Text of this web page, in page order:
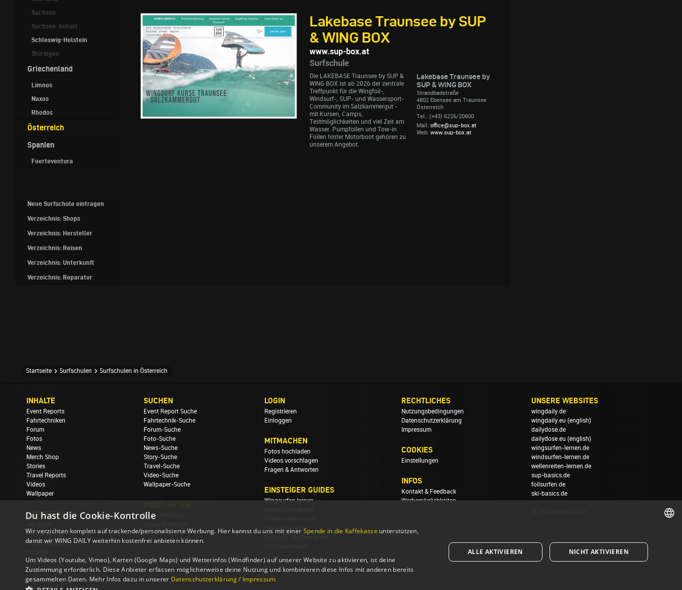
Sachsen
Sachsen-Anhalt
Schleswig-Holstein
Thüringen
Griechenland
Limnos
Naxos
Rhodos
Österreich
Spanien
Fuerteventura
Neue Surfschule eintragen
Verzeichnis: Shops
Verzeichnis: Hersteller
Verzeichnis: Reisen
Verzeichnis: Unterkunft
Verzeichnis: Reparatur
Lakebase Traunsee by SUP
& WING BOX
www.sup-box.at
Surfschule
Die LAKEBASE Traunsee by SUP &
WING BOX ist ab 2026 der zentrale
Treffpunkt für die Wingfoil-,
Windsurf-, SUP- und Wassersport-
Community im Salzkammergut -
mit Kursen, Camps,
Testmöglichkeiten und viel Zeit am
Wasser. Pumpfoilen und Tow-in
Foilen hinter Motorboot gehören zu
unserem Angebot.
Lakebase Traunsee by
SUP & WING BOX
Strandbadstraße
4802 Ebensee am Traunsee
Österreich
Tel.: (+43) 6226/20600
Mail: office@sup-box.at
Web: www.sup-box.at
Startseite Surfschulen Surfschulen in Österreich
INHALTE
Event Reports
Fahrtechniken
Forum
Fotos
News
Merch Shop
Stories
Travel Reports
Videos
Wallpaper
VERZEICHNIS
Reiseanbieter
Reparaturanbieter
Shops
Unterkünfte
Webcams
Wetterlinks
SUCHEN
Event Report Suche
Fahrtechnik-Suche
Forum-Suche
Foto-Suche
News-Suche
Story-Suche
Travel-Suche
Video-Suche
Wallpaper-Suche
Foto-Weltkarte
LOGIN
Registrieren
Einloggen
MITMACHEN
Fotos hochladen
Videos vorschlagen
Fragen & Antworten
EINSTEIGER GUIDES
Wingsurfen lernen
Foilsurfen lernen
RECHTLICHES
Nutzungsbedingungen
Datenschutzerklärung
Impressum
COOKIES
Einstellungen
INFOS
Kontakt & Feedback
Werbemöglichkeiten
UNSERE WEBSITES
wingdaily.de
wingdaily.eu (english)
dailydose.de
dailydose.eu (english)
wingsurfen-lernen.de
windsurfen-lernen.de
wellenreiten-lernen.de
sup-basics.de
foilsurfen.de
ski-basics.de
ENGLISH
Du hast die Cookie-Kontrolle
Wir verzichten komplett auf trackende/personalisierte Werbung. Hier kannst du uns mit einer Spende in die Kaffekasse unterstützen,
damit wir WING DAILY weiterhin kostenfrei anbieten können.
Um Videos (Youtube, Vimeo), Karten (Google Maps) und Wetterinfos (Windfinder) auf unserer Website zu aktivieren, ist deine
Zustimmung erforderlich. Diese Anbieter erfassen möglicherweise deine Nutzung und kombinieren diese Infos mit anderen bereits
gesammelten Daten. Mehr Infos dazu in unserer Datenschutzerklärung / Impressum
ALLE AKTIVIEREN NICHT AKTIVIEREN